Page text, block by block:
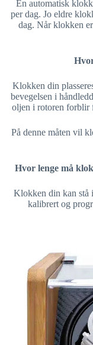
En automatisk
per dag. Jo eldre
dag. Når klokken
Klokken din
bevegelsen i
oljen i rotoren forblir
På denne måten vil
Hvor lenge må
Klokken din kan stå
kalibrert og